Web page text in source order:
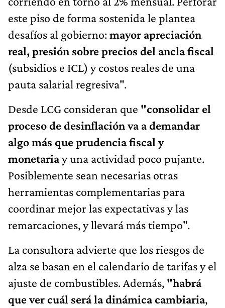
este piso de forma sostenida le plantea
desafíos al gobierno:mayor apreciación
real, presión sobre precios del ancla fiscal
(subsidios e ICL) y costos reales de una
pauta salarial regresiva".
Desde LCG consideran que "consolidar el
proceso de desinflación va a demandar
algo más que prudencia fiscal y
monetariay una actividad poco pujante.
Posiblemente sean necesarias otras
herramientas complementarias para
coordinar mejor las expectativas y las
remarcaciones, y llevará más tiempo".
La consultora advierte que los riesgos de
alza se basan en el calendario de tarifas y el
ajuste de combustibles. Además, "habrá
que ver cuál será la dinámica cambiaria,